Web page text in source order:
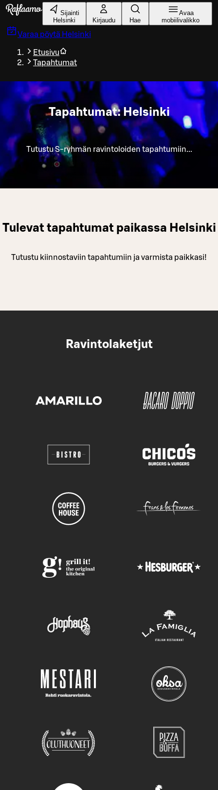
Siirry pääsisältöön
Sijainti
Helsinki
Kirjaudu Hae
Avaa
mobiilivalikko
Varaa pöytä Helsinki
Etusivu
Tapahtumat
Tapahtumat: Helsinki
Tutustu S-ryhmän ravintoloiden tapahtumiin...
Tulevat tapahtumat paikassa Helsinki
Tutustu kiinnostaviin tapahtumiin ja varmista paikkasi!
Ravintolaketjut